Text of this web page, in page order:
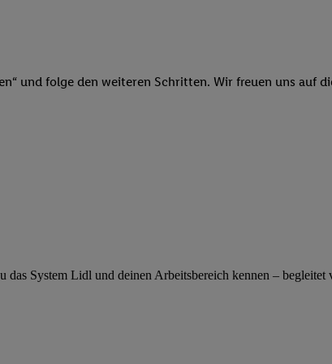
und folge den weiteren Schritten. Wir freuen uns auf
System Lidl und deinen Arbeitsbereich kennen –
Kombination von Daten aus unterschiedlichen Quellen,
Profilen für personalisierte Werbung. Speichern von